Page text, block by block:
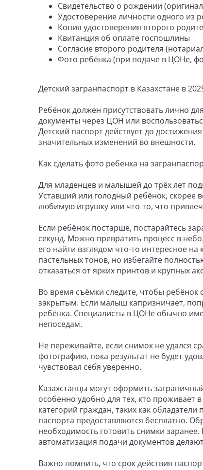
Свидетельство о рождении
Удостоверение личности одного из
Копия удостоверения второго
Квитанция об оплате госпошлины
Согласие второго родителя
Фото ребёнка (при подаче в ЦОНе,
Детский загранпаспорт в Казахстане в
Ребёнок должен присутствовать лично
документы через ЦОН или
Детский паспорт действует до
значительных изменений во внешности.
Как сделать фото ребенка на
Для младенцев и малышей до трёх лет
Уставший или голодный ребёнок, скорее
любимую игрушку или что-то, что
Если ребёнок постарше, постарайтесь
секунд. Можно превратить процесс в
его найти взглядом что-то интересное
пастельных тонов, но избегайте
отказаться от ярких принтов и крупных
Во время съёмки следите, чтобы ребёнок
закрытым. Если малыш капризничает,
ребёнка. Специалисты в ЦОНе обычно
непоседам.
Не переживайте, если снимок не удался
фотографию, пока результат не будет
чувствовал себя уверенно.
Казахстанцы могут оформить
особенно удобно для тех, кто проживает
категорий граждан, таких как
паспорта предоставляются бесплатно.
необходимость готовить снимки
автоматизация подачи документов
Важно помнить, что срок действия